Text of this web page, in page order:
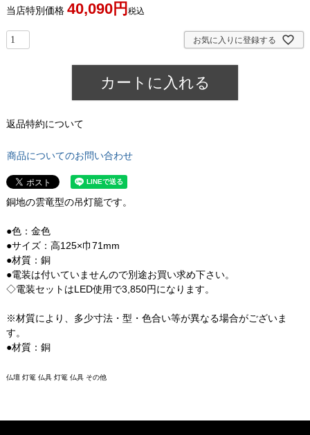
当店特別価格 40,090 税込
お気に入りに登録する
カートに入れる
返品特約について
商品についてのお問い合わせ
銅地の雲竜型の吊灯籠です。
●色：金色
●サイズ：高125×巾71mm
●材質：銅
●電装は付いていませんので別途お買い求め下さい。
◇電装セットはLED使用で3,850円になります。
※材質により、多少寸法・型・色合い等が異なる場合がございま
す。
●材質：銅
仏壇 灯篭 仏具 灯篭 仏具 その他